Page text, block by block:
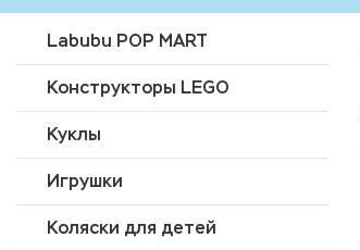
Labubu POP MART
Конструкторы LEGO
Куклы
Игрушки
Коляски для детей